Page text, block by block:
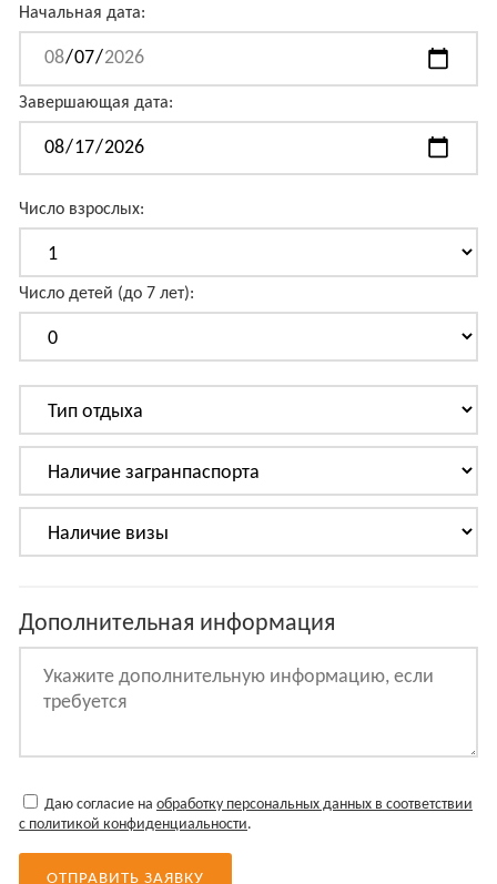
Начальная дата:
Завершающая дата:
Число взрослых:
Число детей (до 7 лет):
Дополнительная информация
Даю согласие на обработку персональных данных в соответствии
с политикой конфиденциальности.